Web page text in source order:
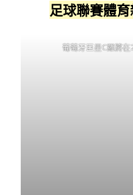
足球聯賽體
葡萄牙巨星C羅將